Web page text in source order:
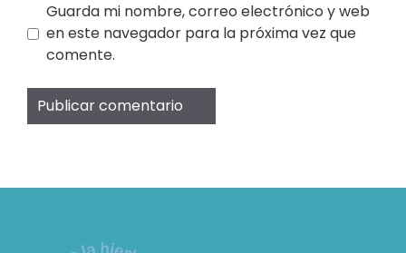
Guarda mi nombre, correo electrónico y web
en este navegador para la próxima vez que
comente.